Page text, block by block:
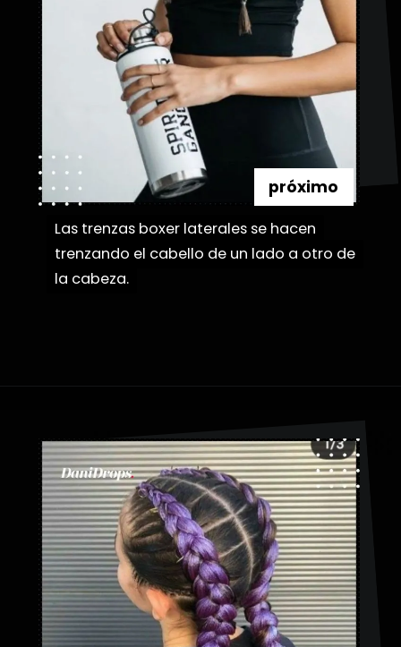
Las trenzas boxer laterales se hacen
trenzando el cabello de un lado a otro de
la cabeza.
Las trenzas boxer laterales se hacen
trenzando el cabello de un lado a otro de
la cabeza.
próximo